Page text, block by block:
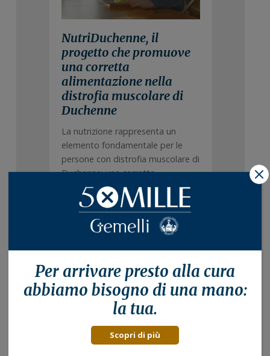
NutriDuchenne, il
progetto che promuove
una corretta
alimentazione nella
distrofia muscolare di
Duchenne
La nutrizione rappresenta un
elemento fondamentale per le
persone con distrofia muscolare di
Duchenne: una corretta
alimentazione contribuisce a ...
Leggi
Per arrivare presto alla cura
abbiamo bisogno di una mano:
la tua.
Scopri di più
X